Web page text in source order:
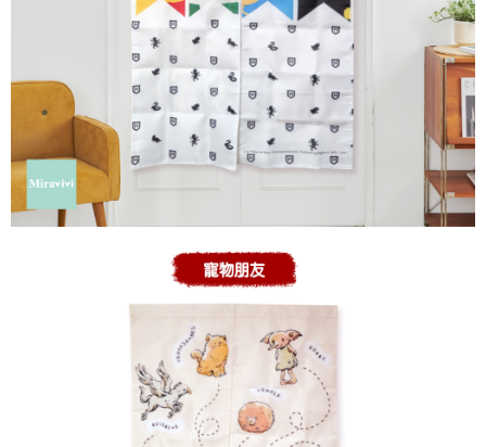
１．透過由恩沛科技股份有限公司提供之「AFTEE先享後付」服務完成之交
易，需依本服務之必要範圍內提供個人資料，並將交易相關給付款項請求債
權轉讓予恩沛科技股份有限公司。
２．關於個人資料處理事宜，請瀏覽以下網址：
https://aftee.tw/terms/#terms3
３．未成年的使用者請事先徵得法定代理人或監護人之同意方可使用
「AFTEE先享後付」，若未經同意申辦者引起之損失，本公司不負相關責
任。
４．使用「AFTEE先享後付」時，將依據個別帳號之用戶狀況，依本公司即
時審查核予不同之上限額度；若仍有額度不足之情形，本公司將視審查結果
５．嚴禁一人註冊多個帳號或使用他人資訊註冊。若發現惡意使用之情形，
恩沛科技股份有限公司將有權停止該用戶之使用額度並採取法律行動。
每筆NT$120，滿NT$499(含以上)免運費
海外宅配 查看運費